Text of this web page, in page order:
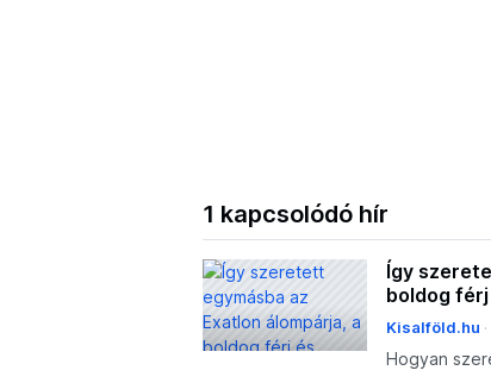
1 kapcsolódó hír
Így
boldog
Kisalföld.hu
Hogyan